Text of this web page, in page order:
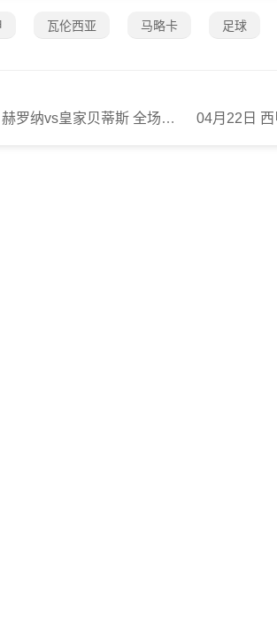
瓦伦西亚 马略卡 足球
纳vs皇家贝蒂斯 全场录像 04月22日 西